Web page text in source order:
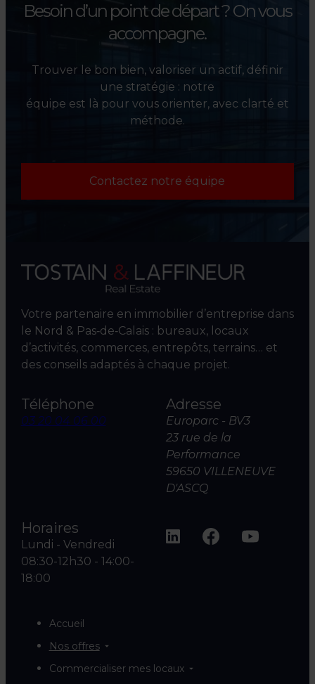
Besoin d’un point de départ ?On vous
accompagne.
Trouver le bon bien, valoriser un actif, définir
une stratégie : notre
équipe est là pour vous orienter, avec clarté et
méthode.
Contactez notre équipe
Votre partenaire en immobilier d’entreprise dans
le Nord & Pas‑de‑Calais : bureaux, locaux
d’activités, commerces, entrepôts, terrains… et
des conseils adaptés à chaque projet.
Téléphone
03 20 04 06 00
Adresse
Europarc - BV3
23 rue de la
Performance
59650 VILLENEUVE
D'ASCQ
Horaires
Lundi - Vendredi
08:30-12h30 - 14:00-
18:00
Accueil
Nos offres
Commercialiser mes locaux